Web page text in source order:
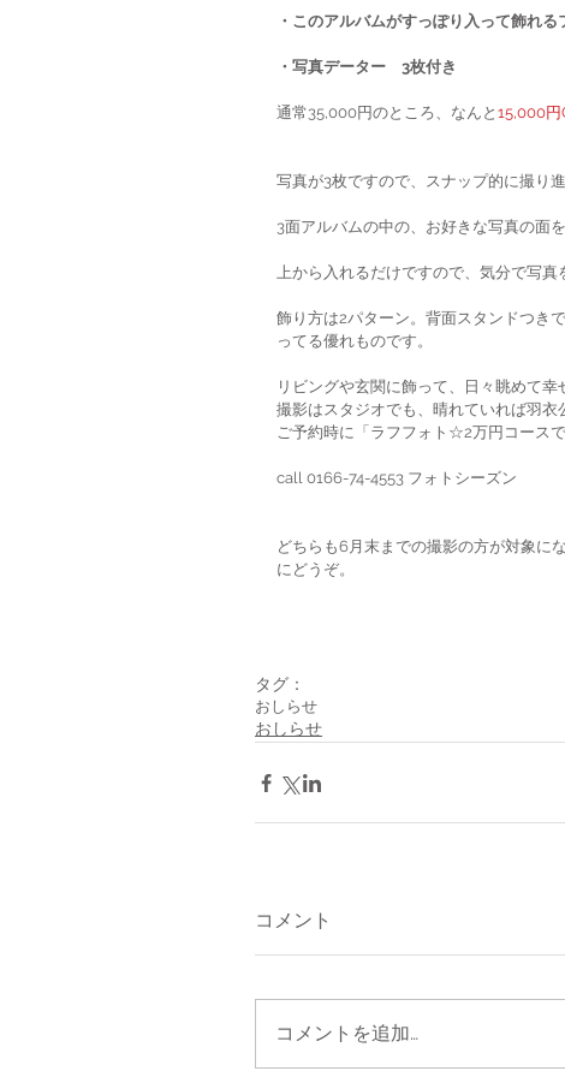
・このアルバムがすっぽり入って飾れる
・写真データー　3枚付き
通常35,000円のところ、なんと 15,000円
写真が3枚ですので、スナップ的に撮り
3面アルバムの中の、お好きな写真の面
上から入れるだけですので、気分で写真
飾り方は2パターン。背面スタンドつき
ってる優れものです。
リビングや玄関に飾って、日々眺めて幸
撮影はスタジオでも、晴れていれば羽衣
ご予約時に「ラフフォト☆2万円コースで
call 0166-74-4553 フォトシーズン
どちらも6月末までの撮影の方が対象に
にどうぞ。
タグ：
おしらせ
おしらせ
コメント
コメントを追加…